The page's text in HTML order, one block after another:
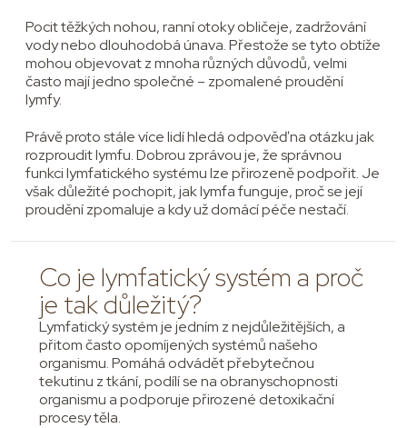
Pocit těžkých nohou, ranní otoky obličeje, zadržování
vody nebo dlouhodobá únava. Přestože se tyto obtíže
mohou objevovat z mnoha různých důvodů, velmi
často mají jedno společné – zpomalené proudění
lymfy.
Právě proto stále více lidí hledá odpověď na otázku jak
rozproudit lymfu. Dobrou zprávou je, že správnou
funkci lymfatického systému lze přirozeně podpořit. Je
však důležité pochopit, jak lymfa funguje, proč se její
proudění zpomaluje a kdy už domácí péče nestačí.
Co je lymfatický systém a proč
je tak důležitý?
Lymfatický systém je jedním z nejdůležitějších, a
přitom často opomíjených systémů našeho
organismu. Pomáhá odvádět přebytečnou
tekutinu z tkání, podílí se na obranyschopnosti
organismu a podporuje přirozené detoxikační
procesy těla.